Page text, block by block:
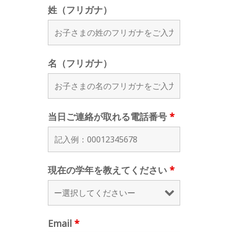
姓（フリガナ）
名（フリガナ）
当日ご連絡が取れる電話番号 *
現在の学年を教えてください *
Email *